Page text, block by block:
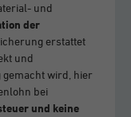
und
der
erstattet
und
wird, hier
bei
und keine